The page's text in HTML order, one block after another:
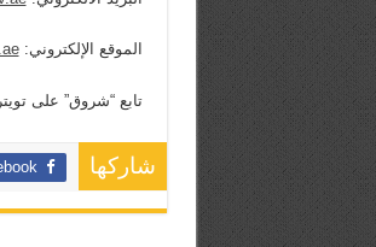
الموقع الإلكتروني:
تابع “شروق” على تويتر
شاركها